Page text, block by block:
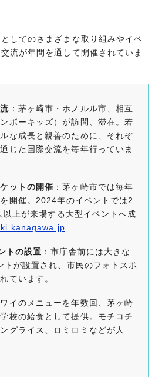
してのさまざまな取り組みやイベ
流が年間を通して開催されていま
：​茅ヶ崎市・ホノルル市、相互
ボーキッズ）が訪問、滞在。若
な成長と親善のために、それぞ
じた国際交流を毎年行っていま
ットの開催 ：​茅ヶ崎市では毎年
開催。2024年のイベントでは2
上が来場する大型イベントへ成
トの設置 ：​市庁舎前には大きな
トが設置され、市民のフォトスポ
ています。​
イのメニューを年数回、茅ヶ崎
校の給食として提供。モチコチ
グライス、ロミロミなどが人